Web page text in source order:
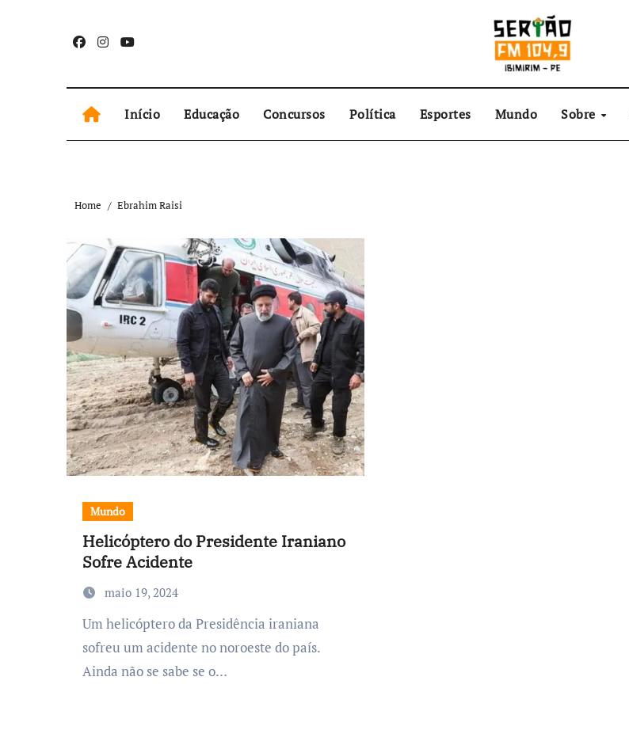
Início Educação Concursos Política Esportes Mundo Sobre
Home Ebrahim Raisi
Mundo
Helicóptero do Presidente Iraniano
Sofre Acidente
maio 19, 2024
Um helicóptero da Presidência iraniana
sofreu um acidente no noroeste do país.
Ainda não se sabe se o…